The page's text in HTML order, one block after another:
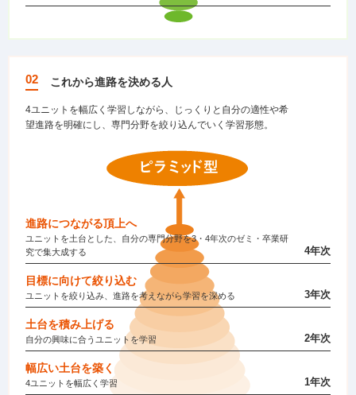
02 これから進路を決める人
4ユニットを幅広く学習しながら、じっくりと自分の適性や希
望進路を明確にし、専門分野を絞り込んでいく学習形態。
進路につながる頂上へ
ユニットを土台とした、自分の専門分野を3・4年次のゼミ・卒業研
究で集大成する
4年次
目標に向けて絞り込む
ユニットを絞り込み、進路を考えながら学習を深める 3年次
土台を積み上げる
自分の興味に合うユニットを学習 2年次
幅広い土台を築く
4ユニットを幅広く学習 1年次